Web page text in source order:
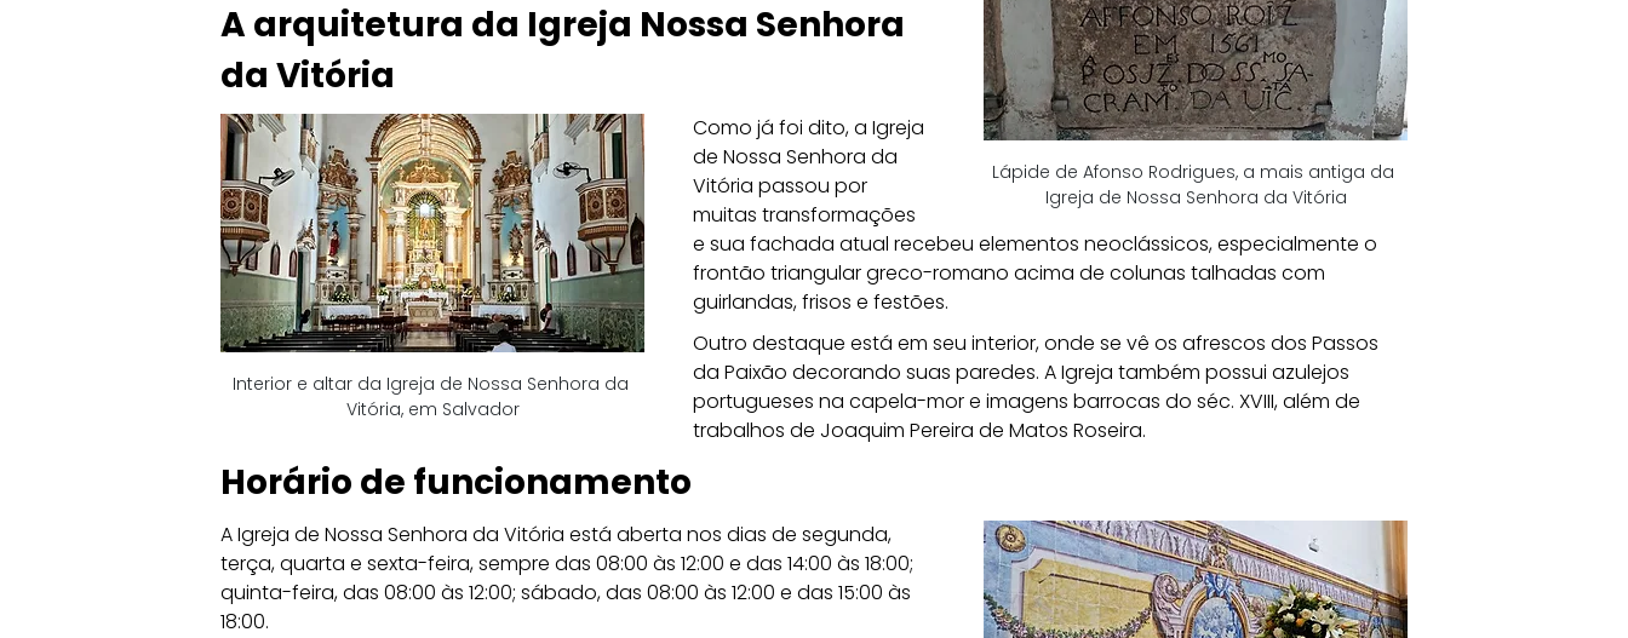
Lápide de Afonso Rodrigues, a mais antiga da
Igreja de Nossa Senhora da Vitória
A arquitetura da Igreja Nossa Senhora
da Vitória
Interior e altar da Igreja de Nossa Senhora da
Vitória, em Salvador
Como já foi dito, a Igreja
de Nossa Senhora da
Vitória passou por
muitas transformações
e sua fachada atual recebeu elementos neoclássicos, especialmente o
frontão triangular greco-romano acima de colunas talhadas com
guirlandas, frisos e festões.
Outro destaque está em seu interior, onde se vê os afrescos dos Passos
da Paixão decorando suas paredes. A Igreja também possui azulejos
portugueses na capela-mor e imagens barrocas do séc. XVIII, além de
trabalhos de Joaquim Pereira de Matos Roseira.
Horário de funcionamento
A Igreja de Nossa Senhora da Vitória está aberta nos dias de segunda,
terça, quarta e sexta-feira, sempre das 08:00 às 12:00 e das 14:00 às 18:00;
quinta-feira, das 08:00 às 12:00; sábado, das 08:00 às 12:00 e das 15:00 às
18:00.